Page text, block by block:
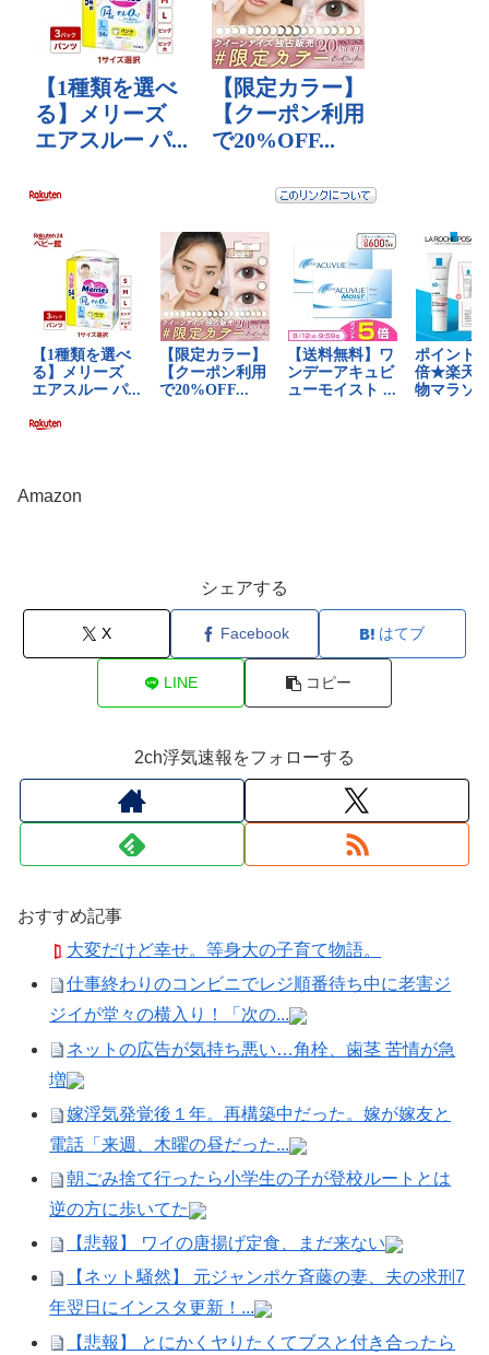
Amazon
シェアする
X Facebook はてブ
LINE コピー
2ch浮気速報をフォローする
おすすめ記事
大変だけど幸せ。等身大の子育て物語。
仕事終わりのコンビニでレジ順番待ち中に老害ジ
ジイが堂々の横入り！「次の...
ネットの広告が気持ち悪い…角栓、歯茎 苦情が急
増
嫁浮気発覚後１年。再構築中だった。嫁が嫁友と
電話「来週、木曜の昼だった...
朝ごみ捨て行ったら小学生の子が登校ルートとは
逆の方に歩いてた
【悲報】 ワイの唐揚げ定食、まだ来ない
【ネット騒然】 元ジャンポケ斉藤の妻、夫の求刑7
年翌日にインスタ更新！...
【悲報】 とにかくヤりたくてブスと付き合ったら